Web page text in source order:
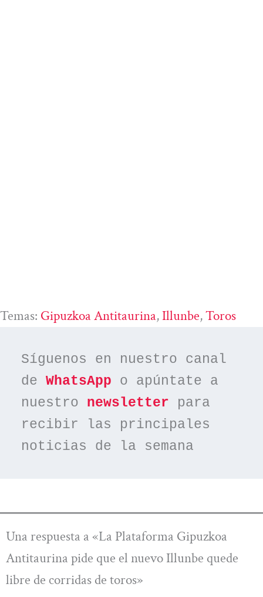
Temas: Gipuzkoa Antitaurina, Illunbe, Toros
Síguenos en nuestro canal
de WhatsApp o apúntate a
nuestro newsletter para
recibir las principales
noticias de la semana
Una respuesta a «La Plataforma Gipuzkoa
Antitaurina pide que el nuevo Illunbe quede
libre de corridas de toros»